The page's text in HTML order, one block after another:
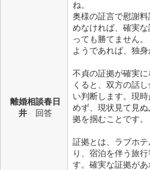
離婚相談春日
井 回答
ね。
奥様の証言で慰謝
めなければ、確実
っても勝てません
ようであれば、独身
不貞の証拠が確実
くると、双方の話
い判断します。現
めず、現状見て見
拠を掴むことです。
証拠とは、ラブホ
り、宿泊を伴う旅
す。確実な証拠が